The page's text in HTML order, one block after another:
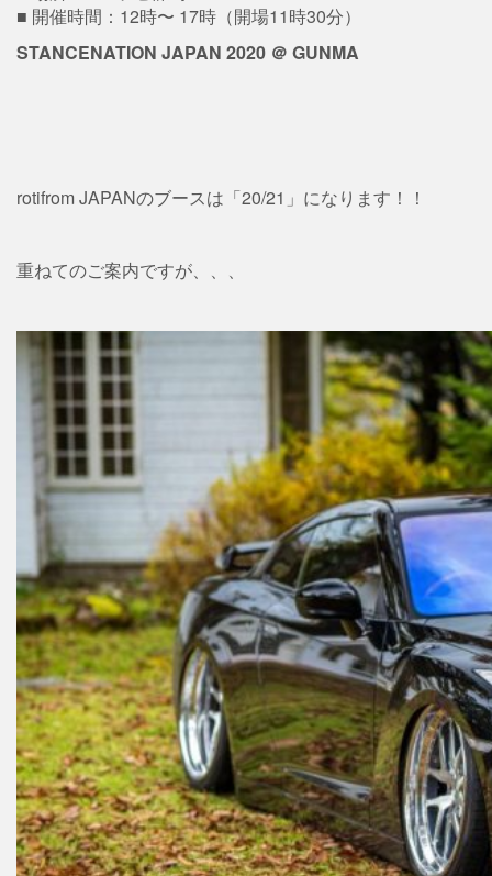
■ 開催時間：12時〜 17時（開場11時30分）
STANCENATION JAPAN 2020 ＠ GUNMA
rotifrom JAPANのブースは「20/21」になります！！
重ねてのご案内ですが、、、